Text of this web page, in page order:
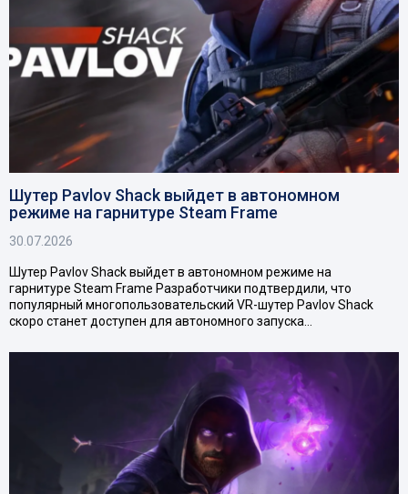
Шутер Pavlov Shack выйдет в автономном
режиме на гарнитуре Steam Frame
30.07.2026
Шутер Pavlov Shack выйдет в автономном режиме на
гарнитуре Steam Frame Разработчики подтвердили, что
популярный многопользовательский VR-шутер Pavlov Shack
скоро станет доступен для автономного запуска…